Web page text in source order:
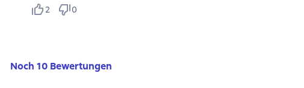
2 0
Noch 10 Bewertungen